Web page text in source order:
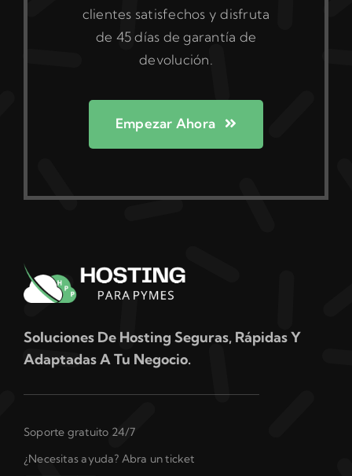
clientes satisfechos y disfruta
de 45 días de garantía de
devolución.
Empezar Ahora
Soluciones De Hosting Seguras, Rápidas Y
Adaptadas A Tu Negocio.
Soporte gratuito 24/7
¿Necesitas ayuda? Abra un ticket